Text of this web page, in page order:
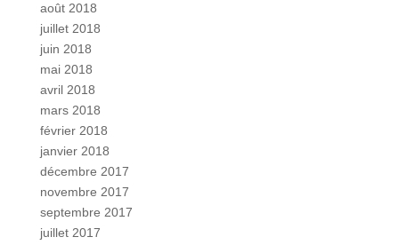
août 2018
juillet 2018
juin 2018
mai 2018
avril 2018
mars 2018
février 2018
janvier 2018
décembre 2017
novembre 2017
septembre 2017
juillet 2017